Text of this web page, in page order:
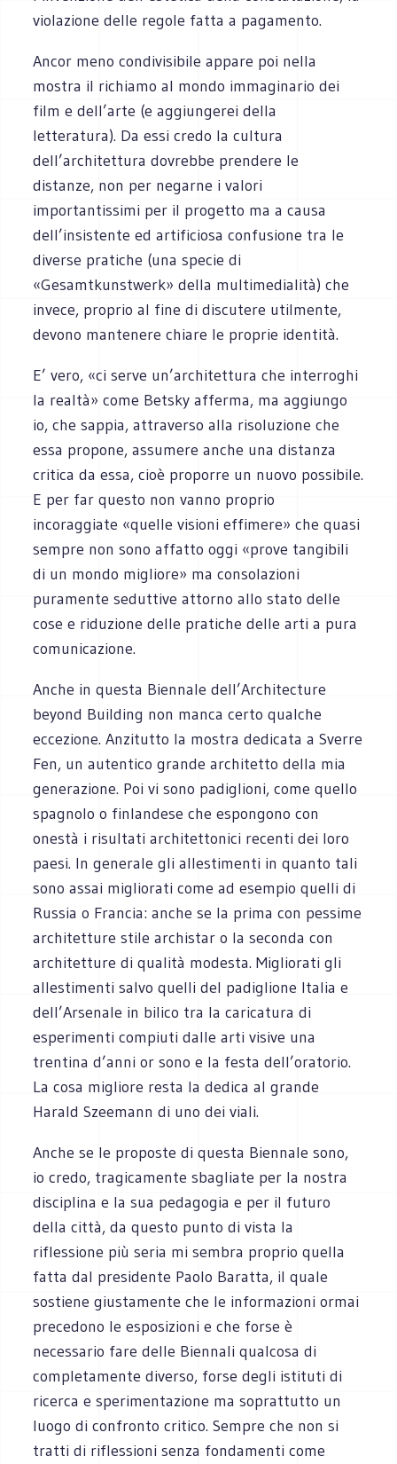
violazione delle regole fatta a pagamento.
Ancor meno condivisibile appare poi nella
mostra il richiamo al mondo immaginario dei
film e dell’arte (e aggiungerei della
letteratura). Da essi credo la cultura
dell’architettura dovrebbe prendere le
distanze, non per negarne i valori
importantissimi per il progetto ma a causa
dell’insistente ed artificiosa confusione tra le
diverse pratiche (una specie di
«Gesamtkunstwerk» della multimedialità) che
invece, proprio al fine di discutere utilmente,
devono mantenere chiare le proprie identità.
E’ vero, «ci serve un’architettura che interroghi
la realtà» come Betsky afferma, ma aggiungo
io, che sappia, attraverso alla risoluzione che
essa propone, assumere anche una distanza
critica da essa, cioè proporre un nuovo possibile.
E per far questo non vanno proprio
incoraggiate «quelle visioni effimere» che quasi
sempre non sono affatto oggi «prove tangibili
di un mondo migliore» ma consolazioni
puramente seduttive attorno allo stato delle
cose e riduzione delle pratiche delle arti a pura
comunicazione.
Anche in questa Biennale dell’Architecture
beyond Building non manca certo qualche
eccezione. Anzitutto la mostra dedicata a Sverre
Fen, un autentico grande architetto della mia
generazione. Poi vi sono padiglioni, come quello
spagnolo o finlandese che espongono con
onestà i risultati architettonici recenti dei loro
paesi. In generale gli allestimenti in quanto tali
sono assai migliorati come ad esempio quelli di
Russia o Francia: anche se la prima con pessime
architetture stile archistar o la seconda con
architetture di qualità modesta. Migliorati gli
allestimenti salvo quelli del padiglione Italia e
dell’Arsenale in bilico tra la caricatura di
esperimenti compiuti dalle arti visive una
trentina d’anni or sono e la festa dell’oratorio.
La cosa migliore resta la dedica al grande
Harald Szeemann di uno dei viali.
Anche se le proposte di questa Biennale sono,
io credo, tragicamente sbagliate per la nostra
disciplina e la sua pedagogia e per il futuro
della città, da questo punto di vista la
riflessione più seria mi sembra proprio quella
fatta dal presidente Paolo Baratta, il quale
sostiene giustamente che le informazioni ormai
precedono le esposizioni e che forse è
necessario fare delle Biennali qualcosa di
completamente diverso, forse degli istituti di
ricerca e sperimentazione ma soprattutto un
luogo di confronto critico. Sempre che non si
tratti di riflessioni senza fondamenti come